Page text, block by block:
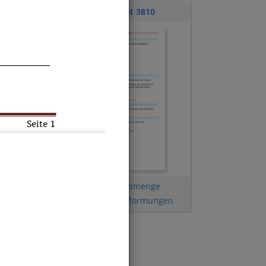
Seite 1
Klassenarbeit 3810
Lösungsmenge
Termumformungen